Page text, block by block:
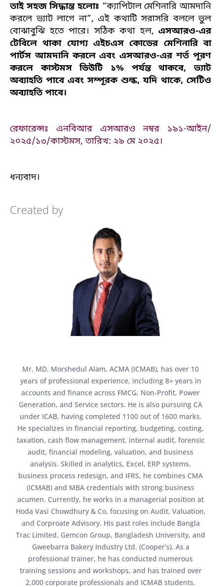
তাই সহজ সিদ্ধান্ত হলোঃ “ক্যাপিটাল মেশিনারি আমদানি
করলে ভ্যাট লাগে না”, এই কথাটি সরাসরি বললে ভুল
বোঝাবুঝি হতে পারে। সঠিক কথা হল, এসআরও-এর
টেবিলে থাকা যোগ্য এইচএস কোডের মেশিনারি বা
পার্টস আমদানি করলে এবং এসআরও-এর শর্ত পূরণ
করলে কাস্টমস ডিউটি ১% পর্যন্ত থাকবে, ভ্যাট
অব্যাহতি পাবে এবং সম্পূরক শুল্ক, যদি থাকে, সেটিও
অব্যাহতি পাবে।
রেফারেন্সঃ এনবিআর এসআরও নম্বর ১৯১-আইন/
২০২৫/১৩/কাস্টমস, তারিখ: ২৯ মে ২০২৫।
ধন্যবাদ।
Created by
Mr. MD. Morshedul Alam, ACMA (ICMAB), has over 10
years of professional experience, including 8+ years in
accounts and finance across FMCG, Non-Profit, Power
Generation, and Service sectors. He is also pursuing CA
under ICAB, having completed 1100 out of 1600 marks.
He specializes in financial reporting, budgeting, costing,
taxation, cash flow management, internal audit, forensic
audit, financial modeling, valuation, and business
analysis. Skilled in analytics, Excel, ERP systems,
business process redesign, and IFRS, he combines CMA
(ICMAB) and MBA credentials with strong business
acumen. Currently, he works in a managerial position at
Hoda Vasi Chowdhury & Co, focusing on Audit, Valuation,
and Corproate Advisory. His past roles include Bangla
Trac Limited, Gemcon Group, Bangladesh University, and
Gweebarra Bakery Industry Ltd. (Cooper’s). As a
professional trainer, he has conducted numerous
training sessions and workshops, and has trained over
2,000 corporate professionals and ICMAB students.